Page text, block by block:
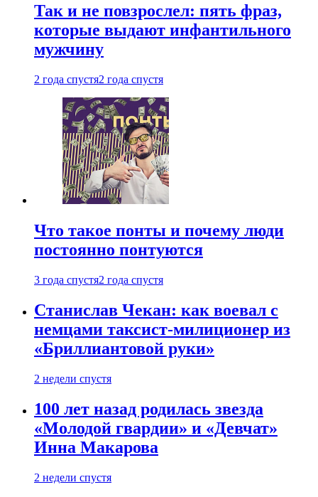
Так и не повзрослел: пять фраз,
которые выдают инфантильного
мужчину
2 года спустя2 года спустя
Что такое понты и почему люди
постоянно понтуются
3 года спустя2 года спустя
Станислав Чекан: как воевал с
немцами таксист-милиционер из
«Бриллиантовой руки»
2 недели спустя
100 лет назад родилась звезда
«Молодой гвардии» и «Девчат»
Инна Макарова
2 недели спустя